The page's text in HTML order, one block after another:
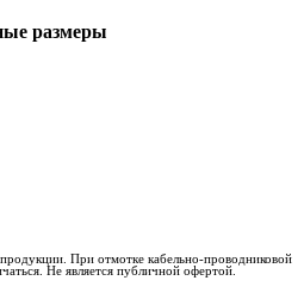
размеры
При отмотке кабельно-проводниковой
Не является публичной офертой.